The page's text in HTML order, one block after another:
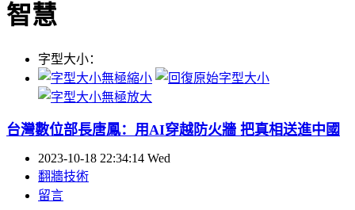
智慧
字型大小：
台灣數位部長唐鳳：用AI穿越防火牆 把真相送進中國
2023-10-18 22:34:14 Wed
翻牆技術
留言